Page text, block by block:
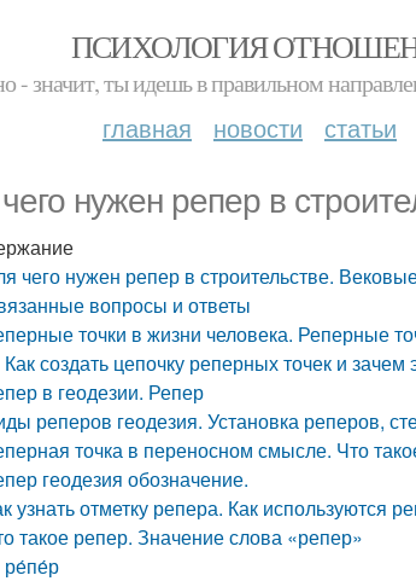
ПСИХОЛОГИЯ
- значит, ты идешь в правильном
главная новости статьи
нужен репер в
чего нужен репер в строительстве.
вопросы и ответы
точки в жизни человека. Реперные
Как создать цепочку реперных точек и зачем
в геодезии. Репер
реперов геодезия. Установка реперов,
точка в переносном смысле. Что
геодезия обозначение.
узнать отметку репера. Как используются
такое репер. Значение слова «репер»
ре́пе́р